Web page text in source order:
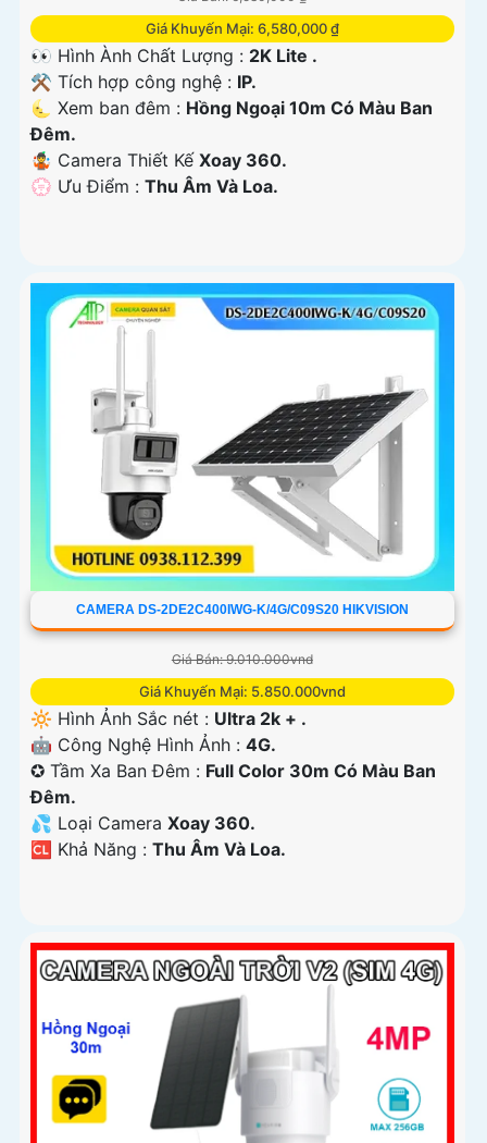
Giá Khuyến Mại: 6,580,000 ₫
👀 Hình Ành Chất Lượng : 2K Lite .
⚒ Tích hợp công nghệ : IP.
🌜 Xem ban đêm : Hồng Ngoại 10m Có Màu Ban
Đêm.
🤹 Camera Thiết Kế Xoay 360.
️💮 Ưu Điểm : Thu Âm Và Loa.
CAMERA DS-2DE2C400IWG-K/4G/C09S20 HIKVISION
Giá Bán: 9.010.000vnd
Giá Khuyến Mại: 5.850.000vnd
🔆 Hình Ảnh Sắc nét : Ultra 2k + .
🤖️ Công Nghệ Hình Ảnh : 4G.
✪ Tầm Xa Ban Đêm : Full Color 30m Có Màu Ban
Ðêm.
💦 Loại Camera Xoay 360.
️🆑 Khả Năng : Thu Âm Và Loa.